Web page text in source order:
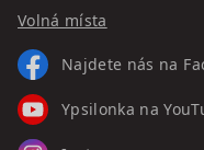
Volná místa
Najdete nás na
Ypsilonka na